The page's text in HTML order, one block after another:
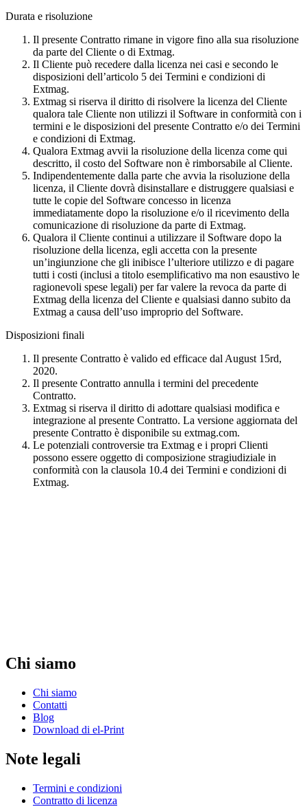
Durata e risoluzione
Il presente Contratto rimane in vigore fino alla sua risoluzione
da parte del Cliente o di Extmag.
Il Cliente può recedere dalla licenza nei casi e secondo le
disposizioni dell’articolo 5 dei Termini e condizioni di
Extmag.
Extmag si riserva il diritto di risolvere la licenza del Cliente
qualora tale Cliente non utilizzi il Software in conformità con i
termini e le disposizioni del presente Contratto e/o dei Termini
e condizioni di Extmag.
Qualora Extmag avvii la risoluzione della licenza come qui
descritto, il costo del Software non è rimborsabile al Cliente.
Indipendentemente dalla parte che avvia la risoluzione della
licenza, il Cliente dovrà disinstallare e distruggere qualsiasi e
tutte le copie del Software concesso in licenza
immediatamente dopo la risoluzione e/o il ricevimento della
comunicazione di risoluzione da parte di Extmag.
Qualora il Cliente continui a utilizzare il Software dopo la
risoluzione della licenza, egli accetta con la presente
un’ingiunzione che gli inibisce l’ulteriore utilizzo e di pagare
tutti i costi (inclusi a titolo esemplificativo ma non esaustivo le
ragionevoli spese legali) per far valere la revoca da parte di
Extmag della licenza del Cliente e qualsiasi danno subito da
Extmag a causa dell’uso improprio del Software.
Disposizioni finali
Il presente Contratto è valido ed efficace dal August 15rd,
2020.
Il presente Contratto annulla i termini del precedente
Contratto.
Extmag si riserva il diritto di adottare qualsiasi modifica e
integrazione al presente Contratto. La versione aggiornata del
presente Contratto è disponibile su extmag.com.
Le potenziali controversie tra Extmag e i propri Clienti
possono essere oggetto di composizione stragiudiziale in
conformità con la clausola 10.4 dei Termini e condizioni di
Extmag.
Chi siamo
Chi siamo
Contatti
Blog
Download di el-Print
Note legali
Termini e condizioni
Contratto di licenza